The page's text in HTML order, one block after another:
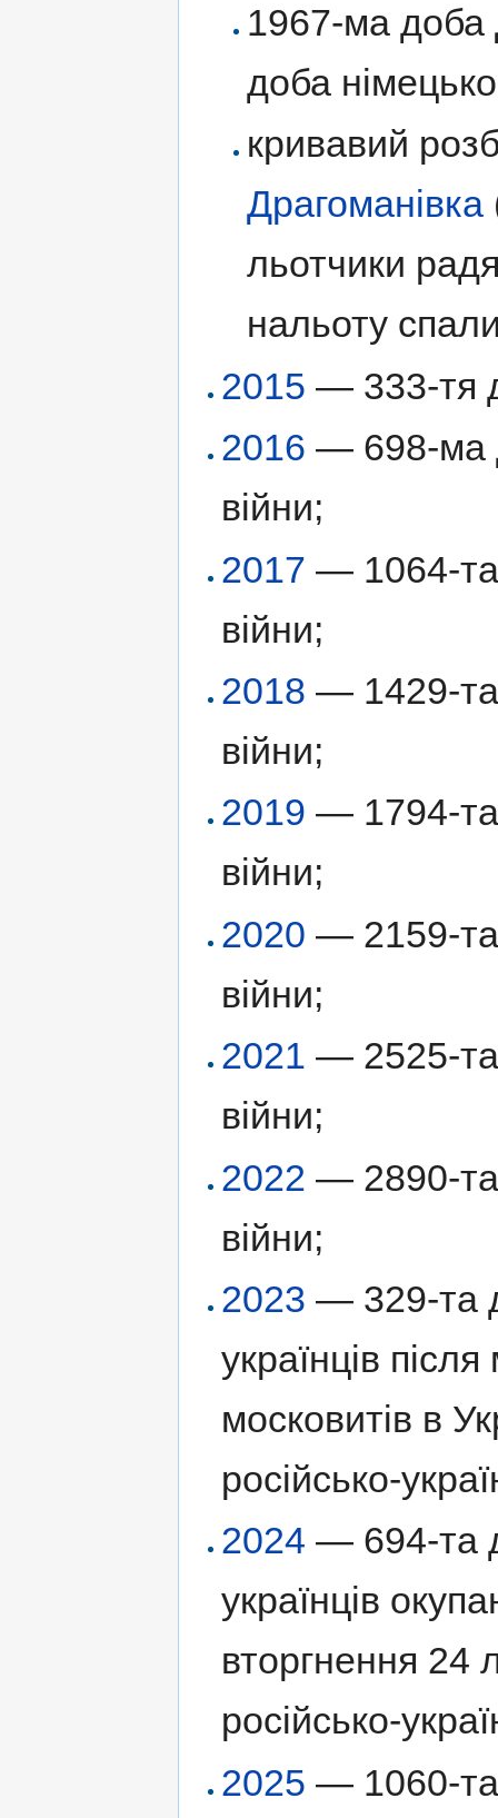
1967-ма доба
доба
кривавий
Драгоманівка
льотчики
нальоту
2015 — 333-тя
2016 — 698-ма
війни;
2017 — 1064-та
війни;
2018 — 1429-та
війни;
2019 — 1794-та
війни;
2020 — 2159-та
війни;
2021 — 2525-та
війни;
2022 — 2890-та
війни;
2023 — 329-та
українців
московитів в
російсько-
2024 — 694-та
українців
вторгнення 24
російсько-
2025 — 1060-та